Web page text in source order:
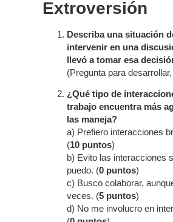
Extroversión
Describa una situación
intervenir en una
llevó a tomar esa
(Pregunta para
¿Qué tipo de
trabajo encuentra más
las maneja?
a) Prefiero interacciones
(10 puntos)
b) Evito las interacciones
puedo. (0 puntos)
c) Busco colaborar,
veces. (5 puntos)
d) No me involucro en